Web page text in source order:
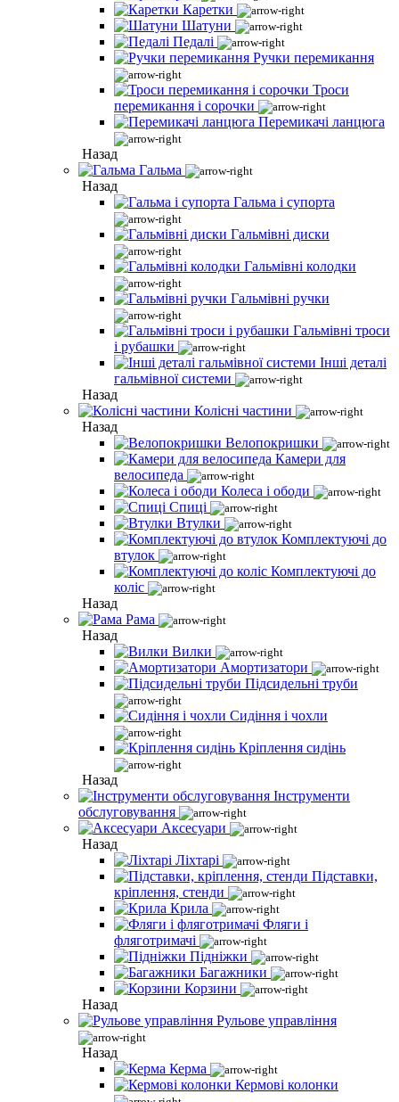
Каретки
Шатуни
Педалі
Ручки перемикання
Троси
перемикання і сорочки
Перемикачі ланцюга
Назад
Гальма
Назад
Гальма і супорта
Гальмівні диски
Гальмівні колодки
Гальмівні ручки
Гальмівні троси
і рубашки
Інші деталі
гальмівної системи
Назад
Колісні частини
Назад
Велопокришки
Камери для
велосипеда
Колеса і ободи
Спиці
Втулки
Комплектуючі до
втулок
Комплектуючі до
коліс
Назад
Рама
Назад
Вилки
Амортизатори
Підсидельні труби
Сидіння і чохли
Кріплення сидінь
Назад
Інструменти
обслуговування
Аксесуари
Назад
Ліхтарі
Підставки,
кріплення, стенди
Крила
Фляги і
фляготримачі
Підніжки
Багажники
Корзини
Назад
Рульове управління
Назад
Керма
Кермові колонки